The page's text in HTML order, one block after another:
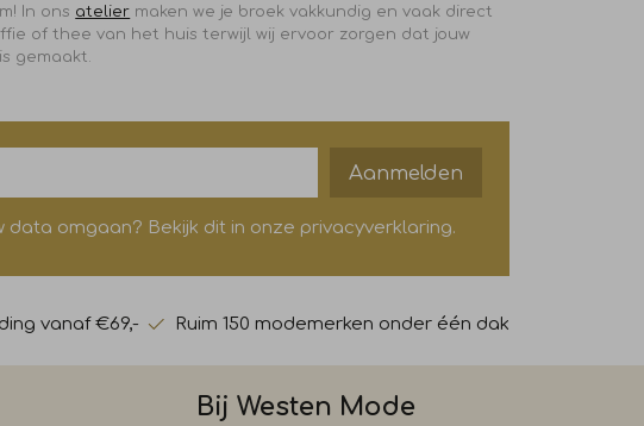
In ons atelier maken we je broek vakkundig en vaak direct
of thee van het huis terwijl wij ervoor zorgen dat jouw
gemaakt.
Aanmelden
data omgaan? Bekijk dit in onze privacyverklaring.
vanaf €69,- Ruim 150 modemerken onder één dak
Bij Westen Mode